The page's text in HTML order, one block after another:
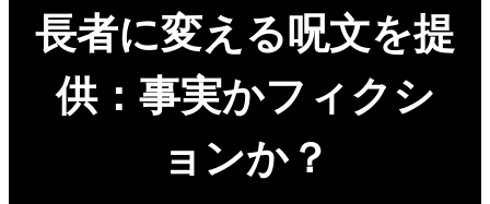
長者に変える呪文を提
供：事実かフィクシ
ョンか？